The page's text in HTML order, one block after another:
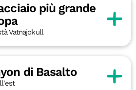
più grande
Vatnajokull
di Basalto